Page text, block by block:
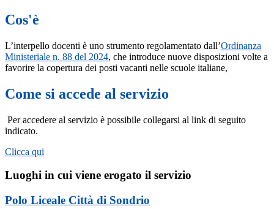
Cos'è
L’interpello docenti è uno strumento regolamentato dall’Ordinanza
Ministeriale n. 88 del 2024, che introduce nuove disposizioni volte a
favorire la copertura dei posti vacanti nelle scuole italiane,
Come si accede al servizio
Per accedere al servizio è possibile collegarsi al link di seguito
indicato.
Clicca qui
Luoghi in cui viene erogato il servizio
Polo Liceale Città di Sondrio